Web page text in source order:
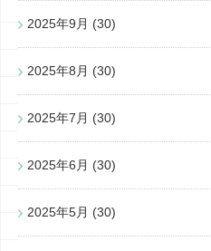
2025年9月 (30)
2025年8月 (30)
2025年7月 (30)
2025年6月 (30)
2025年5月 (30)